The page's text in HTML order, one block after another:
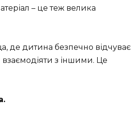
– це теж велика
де дитина безпечно відчуває
з іншими. Це